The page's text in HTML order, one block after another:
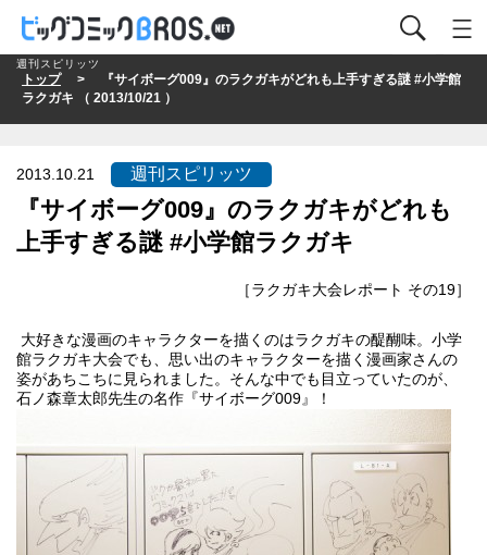
トップ> 『サイボーグ009』のラクガキがどれも上手すぎる謎 #小学館
ラクガキ （ 2013/10/21 ）
週刊スピリッツ
2013.10.21
『サイボーグ009』のラクガキがどれも
上手すぎる謎 #小学館ラクガキ
週刊スピリッツ
［ラクガキ大会レポート その19］
大好きな漫画のキャラクターを描くのはラクガキの醍醐味。小学
館ラクガキ大会でも、思い出のキャラクターを描く漫画家さんの
姿があちこちに見られました。そんな中でも目立っていたのが、
石ノ森章太郎先生の名作『サイボーグ009』！